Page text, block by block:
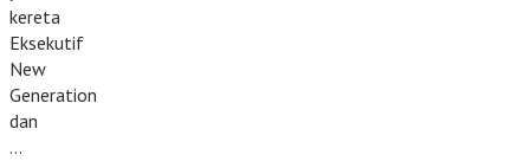
kereta
Eksekutif
New
Generation
dan
…